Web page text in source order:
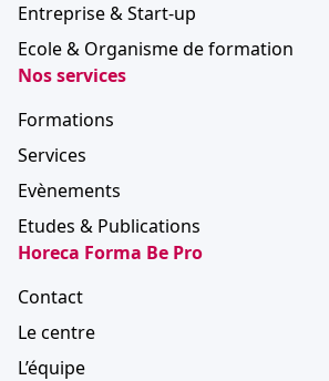
Entreprise & Start-up
Ecole & Organisme de formation
Nos services
Formations
Services
Evènements
Etudes & Publications
Horeca Forma Be Pro
Contact
Le centre
L’équipe